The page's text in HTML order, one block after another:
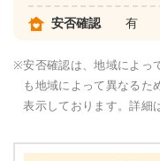
安否確認 有
※安否確認は、地域によっ
も地域によって異なるた
表示しております。詳細